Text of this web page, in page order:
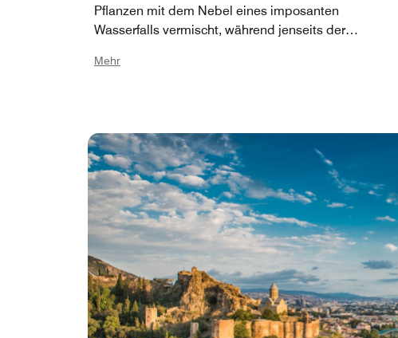
Pflanzen mit dem Nebel eines imposanten
Wasserfalls vermischt, während jenseits der
engen Gassenviertel Abanotubani aus betritt man
durch versteckte Haine zu schlendern. Es ist das
bestgehütete Geheimnis der Stadt: ein Wald mitten
in der Hauptstadt. Ob Sie nun eine ruhige Auszeit am
Morgen oder den Panoramablick auf die sich golden
färbende Skyline genießen möchten, der Garten
bietet eine Ruhe, die seit Jahrhunderten unverändert
geblieben ist.
Mehr